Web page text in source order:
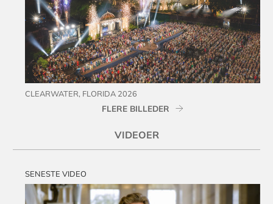
CLEARWATER, FLORIDA 2026
FLERE BILLEDER
VIDEOER
SENESTE VIDEO